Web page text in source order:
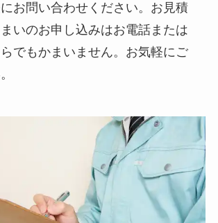
お問い合わせください。お見積
いのお申し込みはお電話または
でもかまいません。お気軽にご